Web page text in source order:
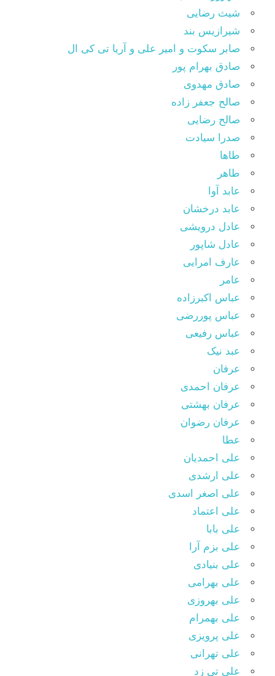
شیث رضایی
شیرازیس بند
صابر سکوت و امیر علی و آریا تی کی ال
صادق بهرام پور
صادق مهدوی
صالح جعفر زاده
صالح رضایی
صدرا سیادت
طاها
طاهر
عابد آوا
عابد درخشان
عادل درویشی
عادل شاپور
عارف امرایی
عامر
عباس اکبرزاده
عباس پوررضی
عباس رفیعی
عبد نیک
عرفان
عرفان احمدی
عرفان بهشتی
عرفان رضوان
عطا
علی احمدیان
علی ارشدی
علی اصغر اسدی
علی اعتماد
علی بابا
علی بزم آرا
علی بنیادی
علی بهرامی
علی بهروزی
علی بهمرام
علی پرویزی
علی تهرانی
علی تی زد